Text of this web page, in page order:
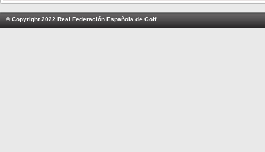
© Copyright 2022 Real Federación Española de Golf